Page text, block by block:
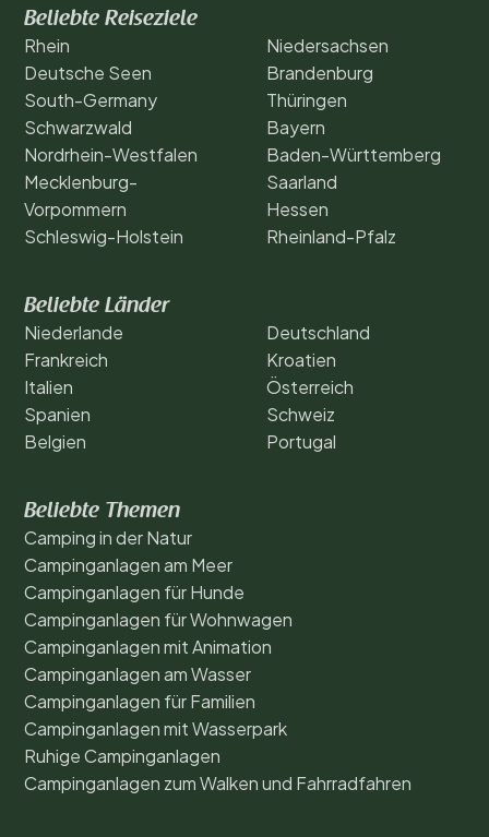
Beliebte Reiseziele
Rhein
Deutsche Seen
South-Germany
Schwarzwald
Nordrhein-Westfalen
Mecklenburg-
Vorpommern
Schleswig-Holstein
Niedersachsen
Brandenburg
Thüringen
Bayern
Baden-Württemberg
Saarland
Hessen
Rheinland-Pfalz
Beliebte Länder
Niederlande
Frankreich
Italien
Spanien
Belgien
Deutschland
Kroatien
Österreich
Schweiz
Portugal
Beliebte Themen
Camping in der Natur
Campinganlagen am Meer
Campinganlagen für Hunde
Campinganlagen für Wohnwagen
Campinganlagen mit Animation
Campinganlagen am Wasser
Campinganlagen für Familien
Campinganlagen mit Wasserpark
Ruhige Campinganlagen
Campinganlagen zum Walken und Fahrradfahren